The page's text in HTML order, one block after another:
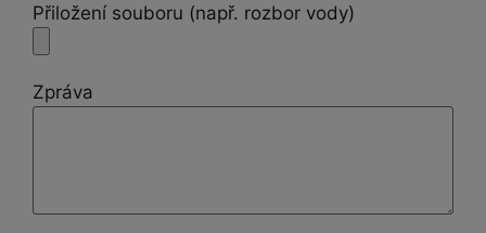
Přiložení souboru (např. rozbor vody)
Zpráva